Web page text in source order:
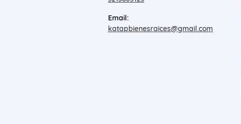
Email:
katapbienesraices@gmail.com